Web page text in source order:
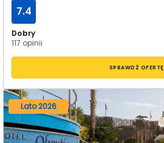
Dobry
117 opinii
7.4
SPRAWDŹ OFERTĘ
Lato 2026